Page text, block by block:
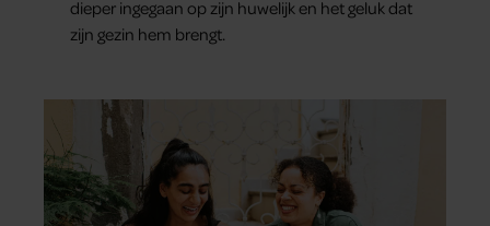
dieper ingegaan op zijn huwelijk en het geluk dat
zijn gezin hem brengt.